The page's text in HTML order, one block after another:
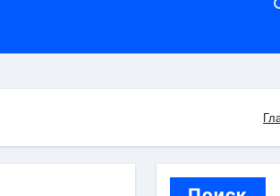
онлайн
противопожарных мероприятий и